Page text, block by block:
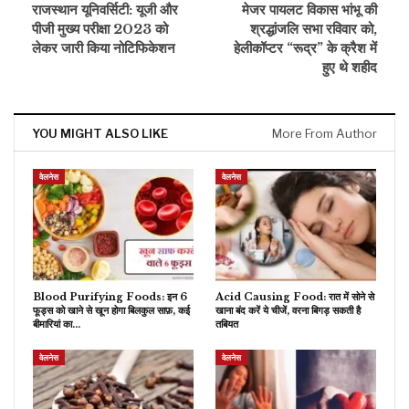
राजस्थान यूनिवर्सिटी: यूजी और
पीजी मुख्य परीक्षा 2023 को
लेकर जारी किया नोटिफिकेशन
मेजर पायलट विकास भांभू की
श्रद्धांजलि सभा रविवार को,
हेलीकॉप्टर “रूद्र” के क्रैश में
हुए थे शहीद
YOU MIGHT ALSO LIKE More From Author
वेलनेस
Blood Purifying Foods: इन 6
फूड्स को खाने से खून होगा बिलकुल साफ़, कई
बीमारियां का…
वेलनेस
Acid Causing Food: रात में सोने से
खाना बंद करें ये चीजें, वरना बिगड़ सकती है
तबियत
वेलनेस वेलनेस